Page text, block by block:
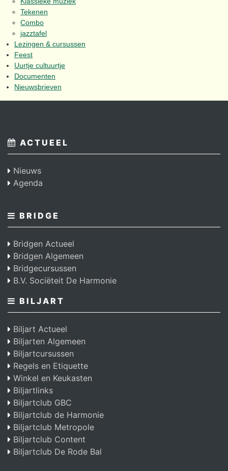
Tekenen
Combo
jazztafel
Lezingen & cursussen
Feest
Uurtje cultuurtje
Documenten
Nieuwsbrieven
ACTUEEL
Nieuws
Agenda
BRIDGE
Bridgen Actueel
Bridgen Algemeen
Bridgecursussen
B.V. Sociëteit De Harmonie
BILJART
Biljart Actueel
Biljarten Algemeen
Biljartcursussen
Regels en Etiquette
Winkel en Keukasten
Biljartlinks
Biljartclub GBC
Biljartclub de Harmonie
Biljartclub Metropole
Biljartclub Content
Biljartclub De Rode Bal